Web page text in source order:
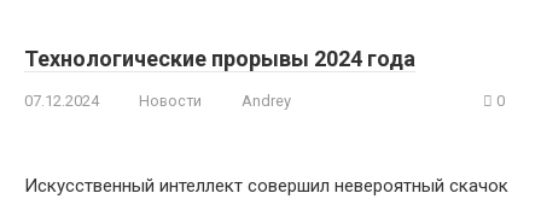
Технологические прорывы 2024 года
07.12.2024 Новости Andrey 0
Искусственный интеллект совершил невероятный скачок